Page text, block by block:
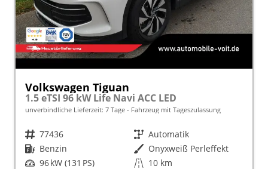
Volkswagen Tiguan
1.5 eTSI 96 kW Life Navi ACC LED
unverbindliche Lieferzeit: 7 Tage Fahrzeug mit Tageszulassung
Fahrzeugnr. 77436 Getriebe Automatik
Kraftstoff Benzin Außenfarbe Onyxweiß Perleffekt
Leistung 96 kW (131 PS) Kilometerstand 10 km